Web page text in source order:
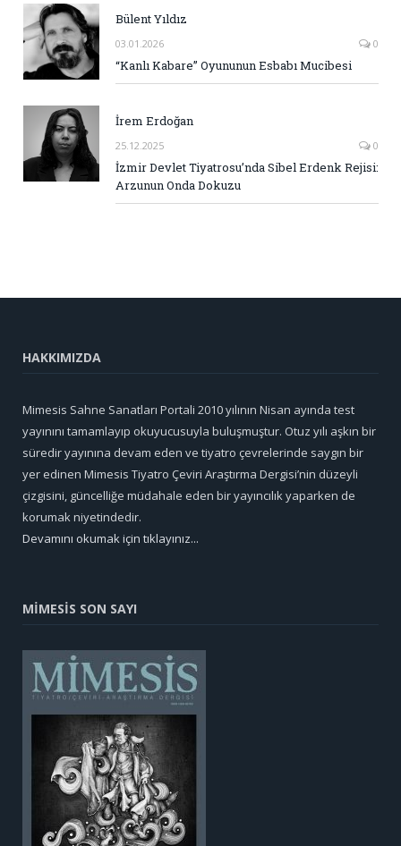
Bülent Yıldız
03.01.2026 0
“Kanlı Kabare” Oyununun Esbabı Mucibesi
İrem Erdoğan
25.12.2025 0
İzmir Devlet Tiyatrosu’nda Sibel Erdenk Rejisi:
Arzunun Onda Dokuzu
HAKKIMIZDA
Mimesis Sahne Sanatları Portali 2010 yılının Nisan ayında test
yayınını tamamlayıp okuyucusuyla buluşmuştur. Otuz yılı aşkın bir
süredir yayınına devam eden ve tiyatro çevrelerinde saygın bir
yer edinen Mimesis Tiyatro Çeviri Araştırma Dergisi’nin düzeyli
çizgisini, güncelliğe müdahale eden bir yayıncılık yaparken de
korumak niyetindedir.
Devamını okumak için tıklayınız...
MİMESİS SON SAYI